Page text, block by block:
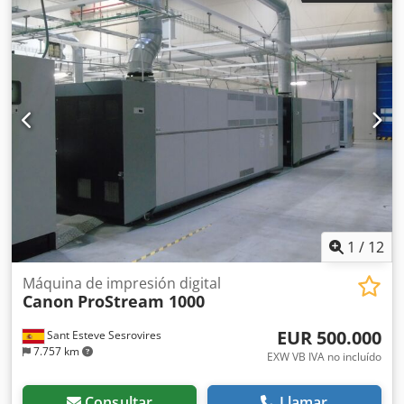
la venta de fotocopiadoras de segunda mano, hemos
desarrollado una gran experiencia en el embalaje y el
envío en palés, para garantizar que nuestros clientes
reciban máquinas en perfectas condiciones. Enviamos
fotocopiadoras procedentes de Konica Minolta France y
que han sido mantenidas por esta empresa. Si tiene
alguna pregunta, no dude en consultarnos. Nuestra
empresa ofrece la mayor gama de fotocopiadoras de
producción Konica Minolta y gestiona envíos a nivel
mundial, según solicitud. No dude en ponerse en contacto
con nosotros para obtener más información.
1 / 12
Sant Esteve Sesrovires
7.757 km
Máquina de impresión digital
Canon ProStream 1000
EUR 500.000
EXW VB IVA no incluído